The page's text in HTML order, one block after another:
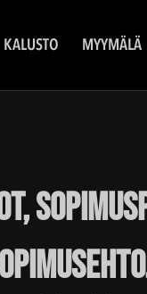
KALUSTO MYYMÄLÄ